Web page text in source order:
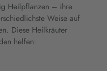
Heilpflanzen – ihre
Weise auf
Diese Heilkräuter
helfen: